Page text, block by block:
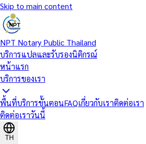
Skip to main content
NPT Notary Public Thailand
บริการแปลและรับรองนิติกรณ์
หน้าแรก
บริการของเรา
พื้นที่บริการขั้นตอนFAQเกี่ยวกับเราติดต่อเรา
ติดต่อเราวันนี้
TH